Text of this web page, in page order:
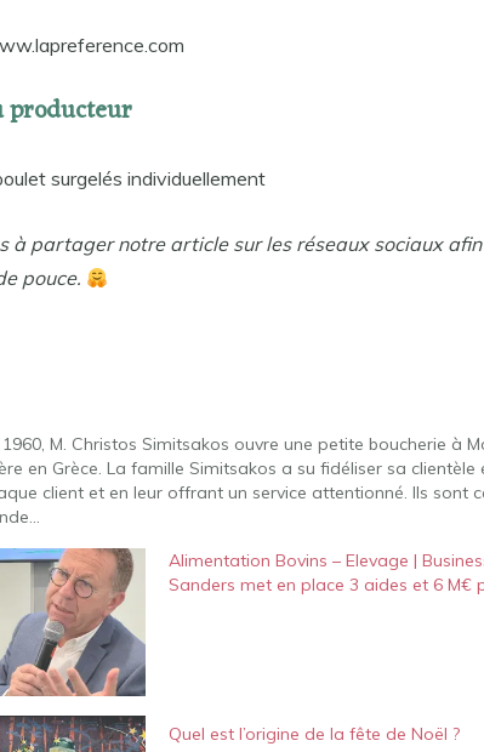
surgelés individuellement
à partager notre article sur les réseaux sociaux
pouce.
M. Christos Simitsakos ouvre une petite boucherie à
en Grèce. La famille Simitsakos a su fidéliser sa
client et en leur offrant un service attentionné. Ils sont
Alimentation Bovins – Elevage |
Sanders met en place 3 aides et 6 M€
Quel est l’origine de la fête de Noël ?